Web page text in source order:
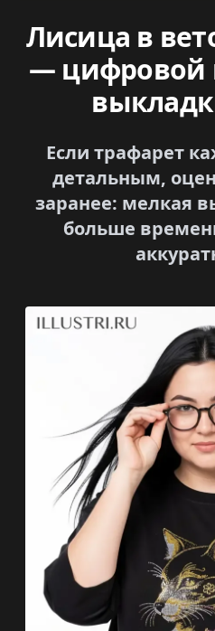
Лисица в
— цифровой
Если трафарет
детальным,
заранее: мелкая
больше